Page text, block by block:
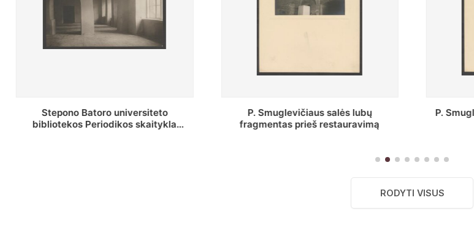
P. Smuglevičiaus salės lubų
fragmentas prieš restauravimą
P. Smuglevičiaus salės freska prieš
restauravimą
RODYTI VISUS